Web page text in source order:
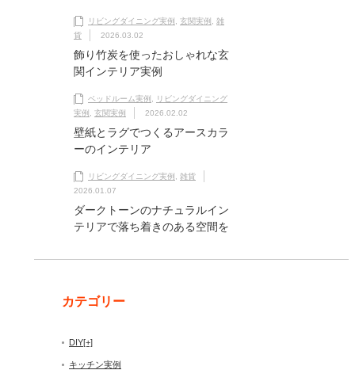
リビングダイニング実例 玄関実例
雑
貨
2026.03.02
飾り竹炭を使ったおしゃれな玄
関インテリア実例
ベッドルーム実例
リビングダイニング
実例
玄関実例 2026.02.02
壁紙とラグでつくるアースカラ
ーのインテリア
リビングダイニング実例
雑貨
2026.01.07
ダークトーンのナチュラルイン
テリアで落ち着きのある空間を
カテゴリー
DIY[+]
キッチン実例